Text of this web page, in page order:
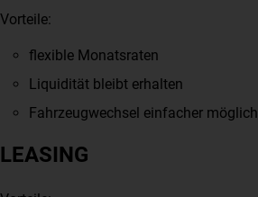
Vorteile:
flexible Monatsraten
Liquidität bleibt erhalten
Fahrzeugwechsel einfacher möglich
LEASING